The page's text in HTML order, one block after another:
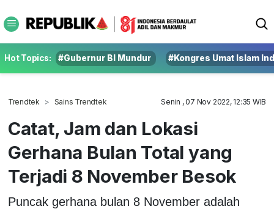
Hot Topics: #Gubernur BI Mundur #Kongres Umat Islam
Trendtek Sains Trendtek Senin , 07 Nov 2022, 12:35 WIB
Catat, Jam dan Lokasi
Gerhana Bulan Total yang
Terjadi 8 November Besok
Puncak gerhana bulan 8 November adalah